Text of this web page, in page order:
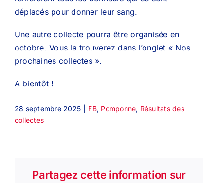
déplacés pour donner leur sang.
Une autre collecte pourra être organisée en
octobre. Vous la trouverez dans l’onglet « Nos
prochaines collectes ».
A bientôt !
28 septembre 2025 FB, Pomponne, Résultats des
collectes
Partagez cette information sur